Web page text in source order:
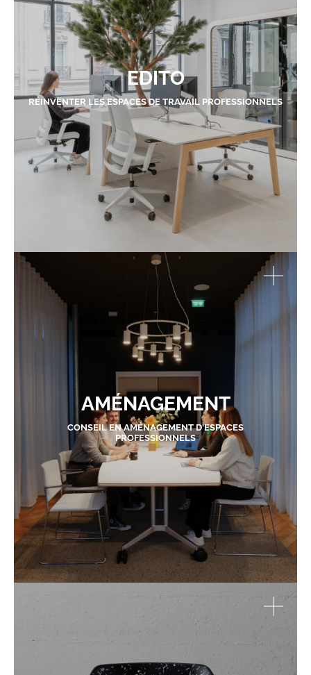
EDITO
RÉINVENTER LES ESPACES DE TRAVAIL PROFESSIONNELS
AMÉNAGEMENT
CONSEIL EN AMÉNAGEMENT D'ESPACES
PROFESSIONNELS